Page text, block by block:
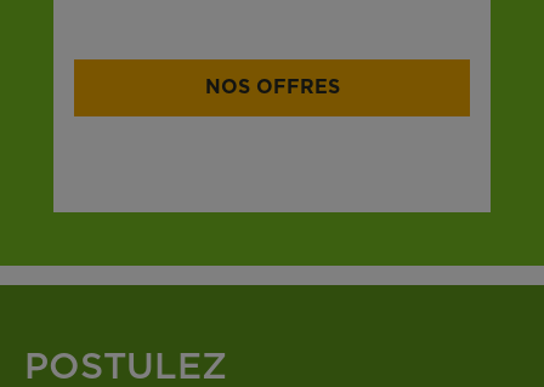
NOS OFFRES
POSTULEZ